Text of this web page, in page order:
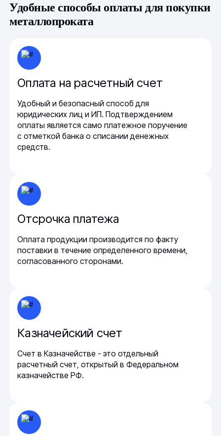
Удобные способы оплаты для покупки
металлопроката
Оплата на расчетный счет
Удобный и безопасный способ для
юридических лиц и ИП. Подтверждением
оплаты является само платежное поручение
с отметкой банка о списании денежных
средств.
Отсрочка платежа
Оплата продукции производится по факту
поставки в течение определенного времени,
согласованного сторонами.
Казначейский счет
Счет в Казначействе - это отдельный
расчетный счет, открытый в Федеральном
казначействе РФ.